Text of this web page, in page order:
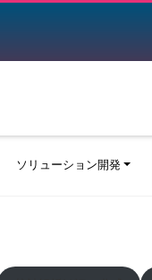
ソリューション開発